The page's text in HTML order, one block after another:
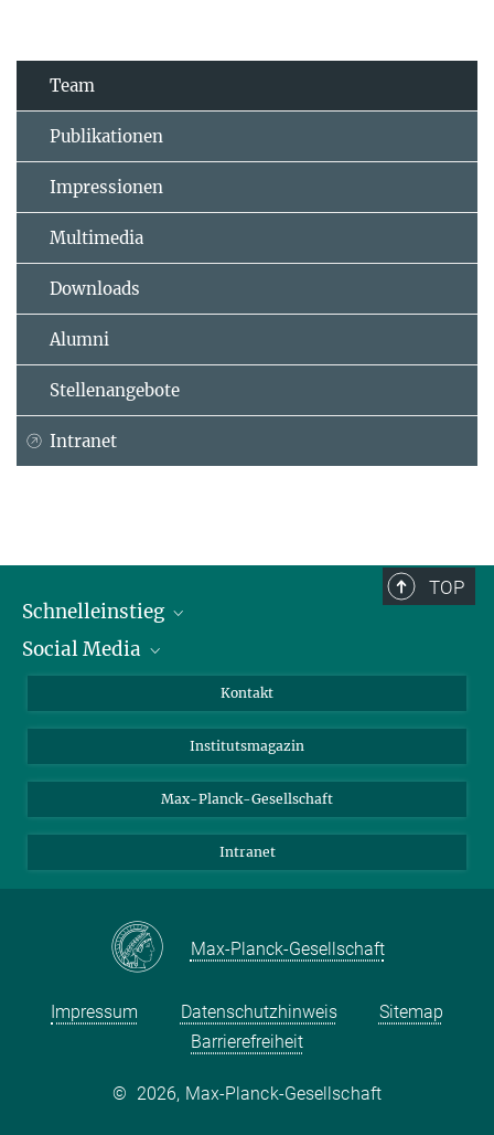
Team
Publikationen
Impressionen
Multimedia
Downloads
Alumni
Stellenangebote
Intranet
TOP
Schnelleinstieg
Alumni
Fördernde
Schulen
Studierende
Social Media
Bluesky
Facebook
YouTube
Kontakt
Institutsmagazin
Max-Planck-Gesellschaft
Intranet
Max-Planck-Gesellschaft
Impressum Datenschutzhinweis
Sitemap
Barrierefreiheit
© 2026, Max-Planck-Gesellschaft